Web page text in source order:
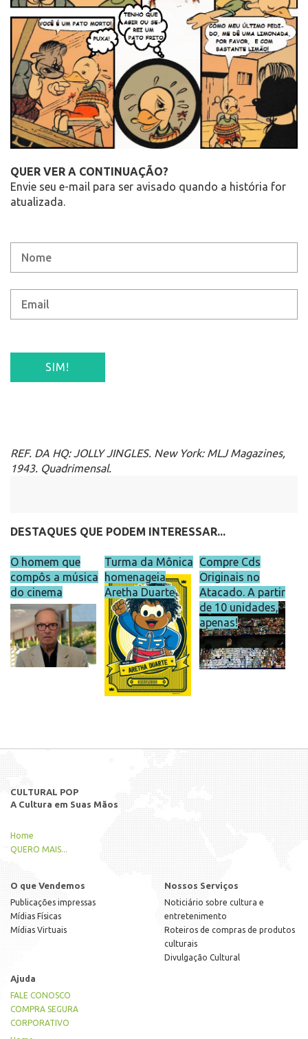
QUER VER A CONTINUAÇÃO?
Envie seu e-mail para ser avisado quando a história for
atualizada.
REF. DA HQ: JOLLY JINGLES. New York: MLJ Magazines,
1943. Quadrimensal.
DESTAQUES QUE PODEM INTERESSAR...
O homem que
compôs a música
do cinema
Turma da Mônica
homenageia
Aretha Duarte
Compre Cds
Originais no
Atacado. A partir
de 10 unidades,
apenas!
CULTURAL POP
A Cultura em Suas Mãos
Home
QUERO MAIS...
O que Vendemos
Publicações impressas
Mídias Físicas
Mídias Virtuais
Nossos Serviços
Noticiário sobre cultura e
entretenimento
Roteiros de compras de produtos
culturais
Divulgação Cultural
Ajuda
FALE CONOSCO
COMPRA SEGURA
CORPORATIVO